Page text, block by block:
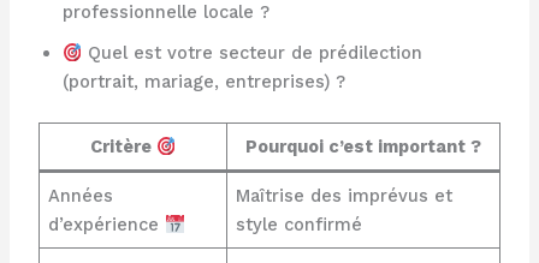
professionnelle locale ?
Quel est votre secteur de prédilection
(portrait, mariage, entreprises) ?
Critère Pourquoi c’est important ?
Années
d’expérience
Maîtrise des imprévus et
style confirmé